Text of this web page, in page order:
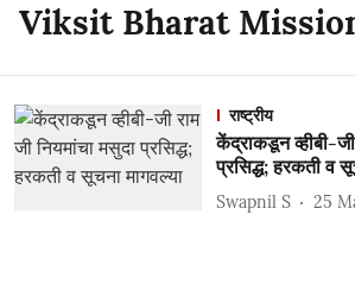
Viksit Bharat
राष्ट्रीय
केंद्राकडून व्हीबी-
प्रसिद्ध; हरकती व
Swapnil S 25